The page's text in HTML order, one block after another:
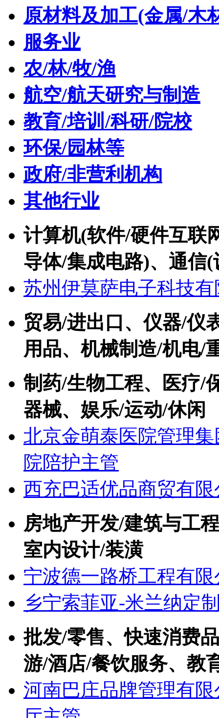
原材料及加工(金属/木
服务业
农/林/牧/渔
航空/航天研究与制造
教育/培训/科研/院校
环保/园林等
政府/非营利机构
其他行业
计算机(软件/硬件互联
导体/集成电路)、通信
苏州伊莫萨电子科技
贸易/进出口、仪器/仪
用品、机械制造/机电/
制药/生物工程、医疗/
器械、娱乐/运动/休闲
北京金萌泰医院管理
院陪护主管
西充巴适优品商贸有限
房地产开发/建筑与工
室内设计/装潢
宁波德一路桥工程有限
乡宁索菲亚-米兰纳定
批发/零售、快速消费
游/酒店/餐饮服务、教
河南巴庄品牌管理有限